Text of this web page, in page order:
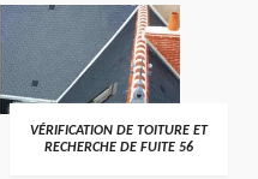
>
VÉRIFICATION DE TOITURE ET
RECHERCHE DE FUITE 56